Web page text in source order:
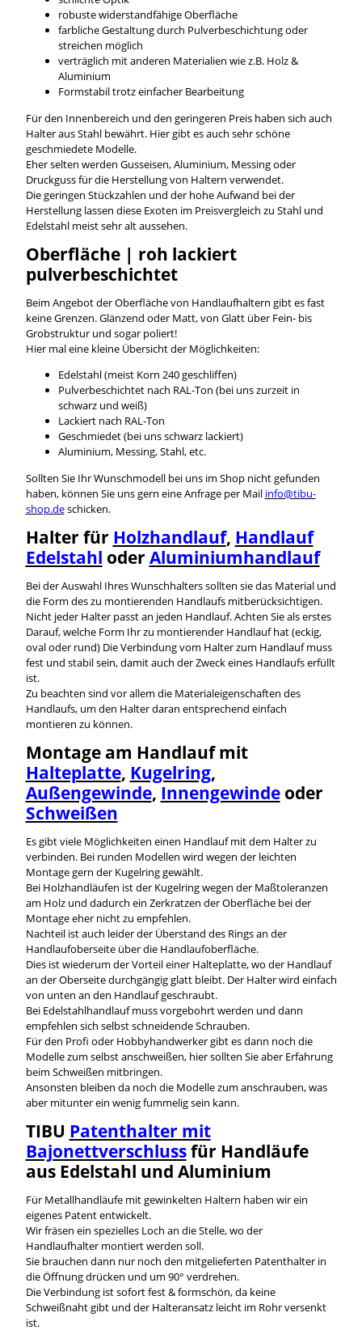
robuste widerstandfähige Oberfläche
farbliche Gestaltung durch Pulverbeschichtung oder
streichen möglich
verträglich mit anderen Materialien wie z.B. Holz &
Aluminium
Formstabil trotz einfacher Bearbeitung
Für den Innenbereich und den geringeren Preis haben sich auch
Halter aus Stahl bewährt. Hier gibt es auch sehr schöne
geschmiedete Modelle.
Eher selten werden Gusseisen, Aluminium, Messing oder
Druckguss für die Herstellung von Haltern verwendet.
Die geringen Stückzahlen und der hohe Aufwand bei der
Herstellung lassen diese Exoten im Preisvergleich zu Stahl und
Edelstahl meist sehr alt aussehen.
Oberfläche | roh lackiert
pulverbeschichtet
Beim Angebot der Oberfläche von Handlaufhaltern gibt es fast
keine Grenzen. Glänzend oder Matt, von Glatt über Fein- bis
Grobstruktur und sogar poliert!
Hier mal eine kleine Übersicht der Möglichkeiten:
Edelstahl (meist Korn 240 geschliffen)
Pulverbeschichtet nach RAL-Ton (bei uns zurzeit in
schwarz und weiß)
Lackiert nach RAL-Ton
Geschmiedet (bei uns schwarz lackiert)
Aluminium, Messing, Stahl, etc.
Sollten Sie Ihr Wunschmodell bei uns im Shop nicht gefunden
haben, können Sie uns gern eine Anfrage per Mail info@tibu-
shop.deschicken.
Halter für Holzhandlauf, Handlauf
Edelstahl oder Aluminiumhandlauf
Bei der Auswahl Ihres Wunschhalters sollten sie das Material und
die Form des zu montierenden Handlaufs mitberücksichtigen.
Nicht jeder Halter passt an jeden Handlauf. Achten Sie als erstes
Darauf, welche Form Ihr zu montierender Handlauf hat (eckig,
oval oder rund) Die Verbindung vom Halter zum Handlauf muss
fest und stabil sein, damit auch der Zweck eines Handlaufs erfüllt
ist.
Zu beachten sind vor allem die Materialeigenschaften des
Handlaufs, um den Halter daran entsprechend einfach
montieren zu können.
Montage am Handlauf mit
Halteplatte, Kugelring,
Außengewinde, Innengewindeoder
Schweißen
Es gibt viele Möglichkeiten einen Handlauf mit dem Halter zu
verbinden. Bei runden Modellen wird wegen der leichten
Montage gern der Kugelring gewählt.
Bei Holzhandläufen ist der Kugelring wegen der Maßtoleranzen
am Holz und dadurch ein Zerkratzen der Oberfläche bei der
Montage eher nicht zu empfehlen.
Nachteil ist auch leider der Überstand des Rings an der
Handlaufoberseite über die Handlaufoberfläche.
Dies ist wiederum der Vorteil einer Halteplatte, wo der Handlauf
an der Oberseite durchgängig glatt bleibt. Der Halter wird einfach
von unten an den Handlauf geschraubt.
Bei Edelstahlhandlauf muss vorgebohrt werden und dann
empfehlen sich selbst schneidende Schrauben.
Für den Profi oder Hobbyhandwerker gibt es dann noch die
Modelle zum selbst anschweißen, hier sollten Sie aber Erfahrung
beim Schweißen mitbringen.
Ansonsten bleiben da noch die Modelle zum anschrauben, was
aber mitunter ein wenig fummelig sein kann.
TIBU Patenthalter mit
Bajonettverschlussfür Handläufe
aus Edelstahl und Aluminium
Für Metallhandläufe mit gewinkelten Haltern haben wir ein
eigenes Patent entwickelt.
Wir fräsen ein spezielles Loch an die Stelle, wo der
Handlaufhalter montiert werden soll.
Sie brauchen dann nur noch den mitgelieferten Patenthalter in
die Öffnung drücken und um 90° verdrehen.
Die Verbindung ist sofort fest & formschön, da keine
Schweißnaht gibt und der Halteransatz leicht im Rohr versenkt
ist.